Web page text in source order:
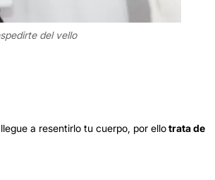
del vello
a resentirlo tu cuerpo, por ellotrata de